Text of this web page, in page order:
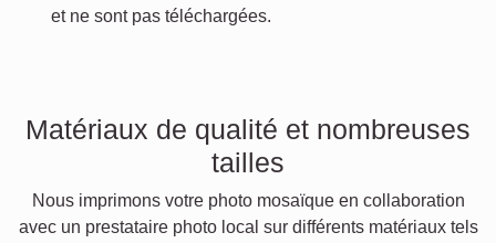
et ne sont pas téléchargées.
Matériaux de qualité et nombreuses
tailles
Nous imprimons votre photo mosaïque en collaboration
avec un prestataire photo local sur différents matériaux tels